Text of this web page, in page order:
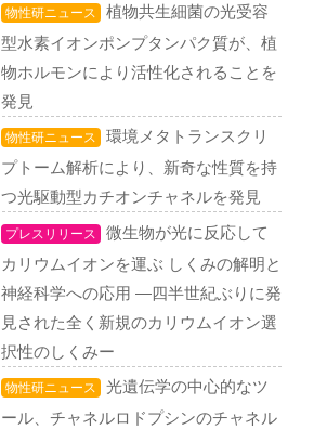
物性研ニュース
植物共生細菌の光受容
型水素イオンポンプタンパク質が、植
物ホルモンにより活性化されることを
発見
物性研ニュース
環境メタトランスクリ
プトーム解析により、新奇な性質を持
つ光駆動型カチオンチャネルを発見
プレスリリース
微生物が光に反応して
カリウムイオンを運ぶ しくみの解明と
神経科学への応用 ―四半世紀ぶりに発
見された全く新規のカリウムイオン選
択性のしくみー
物性研ニュース
光遺伝学の中心的なツ
ール、チャネルロドプシンのチャネル